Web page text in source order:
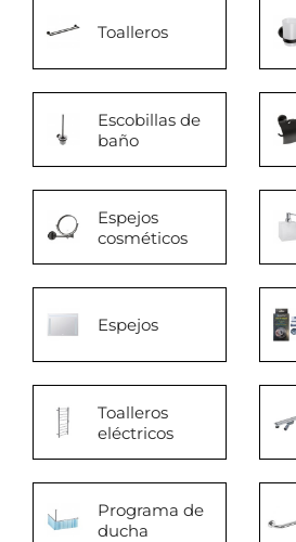
Toalleros
Escobillas de
baño
Espejos
cosméticos
Espejos
Toalleros
eléctricos
Programa de
ducha